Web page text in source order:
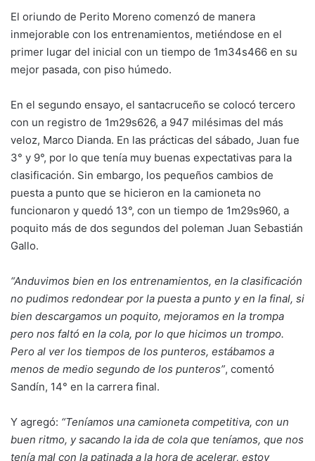
El oriundo de Perito Moreno comenzó de manera
inmejorable con los entrenamientos, metiéndose en el
primer lugar del inicial con un tiempo de 1m34s466 en su
mejor pasada, con piso húmedo.
En el segundo ensayo, el santacruceño se colocó tercero
con un registro de 1m29s626, a 947 milésimas del más
veloz, Marco Dianda. En las prácticas del sábado, Juan fue
3° y 9°, por lo que tenía muy buenas expectativas para la
clasificación. Sin embargo, los pequeños cambios de
puesta a punto que se hicieron en la camioneta no
funcionaron y quedó 13°, con un tiempo de 1m29s960, a
poquito más de dos segundos del poleman Juan Sebastián
Gallo.
“Anduvimos bien en los entrenamientos, en la clasificación
no pudimos redondear por la puesta a punto y en la final, si
bien descargamos un poquito, mejoramos en la trompa
pero nos faltó en la cola, por lo que hicimos un trompo.
Pero al ver los tiempos de los punteros, estábamos a
menos de medio segundo de los punteros”, comentó
Sandín, 14° en la carrera final.
Y agregó: “Teníamos una camioneta competitiva, con un
buen ritmo, y sacando la ida de cola que teníamos, que nos
tenía mal con la patinada a la hora de acelerar, estoy